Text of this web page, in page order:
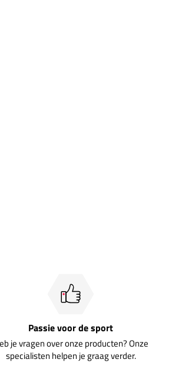
Passie voor de sport
je vragen over onze producten? Onze
specialisten helpen je graag verder.